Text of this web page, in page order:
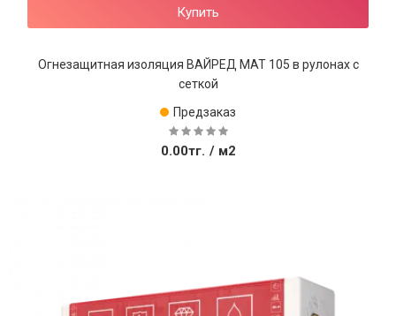
Купить
Огнезащитная изоляция ВАЙРЕД МАТ 105 в рулонах с
сеткой
Предзаказ
0.00тг. / м2